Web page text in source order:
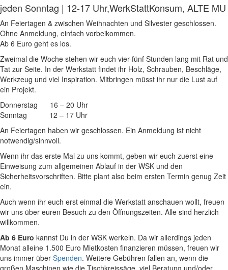
jeden Sonntag | 12-17 Uhr,WerkStattKonsum, ALTE MU
An Feiertagen & zwischen Weihnachten und Silvester geschlossen.
Ohne Anmeldung, einfach vorbeikommen.
Ab 6 Euro geht es los.
Zweimal die Woche stehen wir euch vier-fünf Stunden lang mit Rat und
Tat zur Seite. In der Werkstatt findet ihr Holz, Schrauben, Beschläge,
Werkzeug und viel Inspiration. Mitbringen müsst ihr nur die Lust auf
ein Projekt.
Donnerstag 16 – 20 Uhr
Sonntag 12 – 17 Uhr
An Feiertagen haben wir geschlossen. Ein Anmeldung ist nicht
notwendig/sinnvoll.
Wenn ihr das erste Mal zu uns kommt, geben wir euch zuerst eine
Einweisung zum allgemeinen Ablauf in der WSK und den
Sicherheitsvorschriften. Bitte plant also beim ersten Termin genug Zeit
ein.
Auch wenn ihr euch erst einmal die Werkstatt anschauen wollt, freuen
wir uns über euren Besuch zu den Öffnungszeiten. Alle sind herzlich
willkommen.
Ab 6 Euro kannst Du in der WSK werkeln. Da wir allerdings jeden
Monat alleine 1.500 Euro Mietkosten finanzieren müssen, freuen wir
uns immer über Spenden. Weitere Gebühren fallen an, wenn die
großen Maschinen wie die Tischkreissäge, viel Beratung und/oder